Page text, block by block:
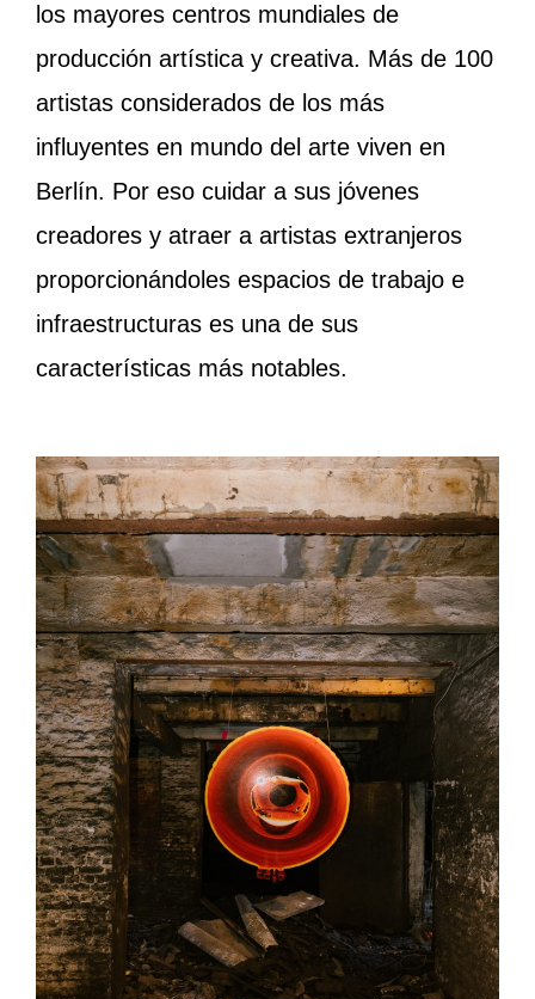
los mayores centros mundiales de
producción artística y creativa. Más de 100
artistas considerados de los más
influyentes en mundo del arte viven en
Berlín. Por eso cuidar a sus jóvenes
creadores y atraer a artistas extranjeros
proporcionándoles espacios de trabajo e
infraestructuras es una de sus
características más notables.